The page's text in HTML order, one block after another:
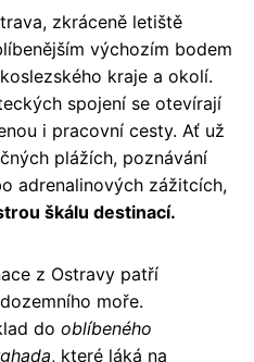
zkráceně letiště
výchozím bodem
kraje a okolí.
spojení se otevírají
i pracovní cesty. Ať už
plážích, poznávání
adrenalinových zážitcích,
škálu destinací.
z Ostravy patří
moře.
do oblíbeného
, které láká na